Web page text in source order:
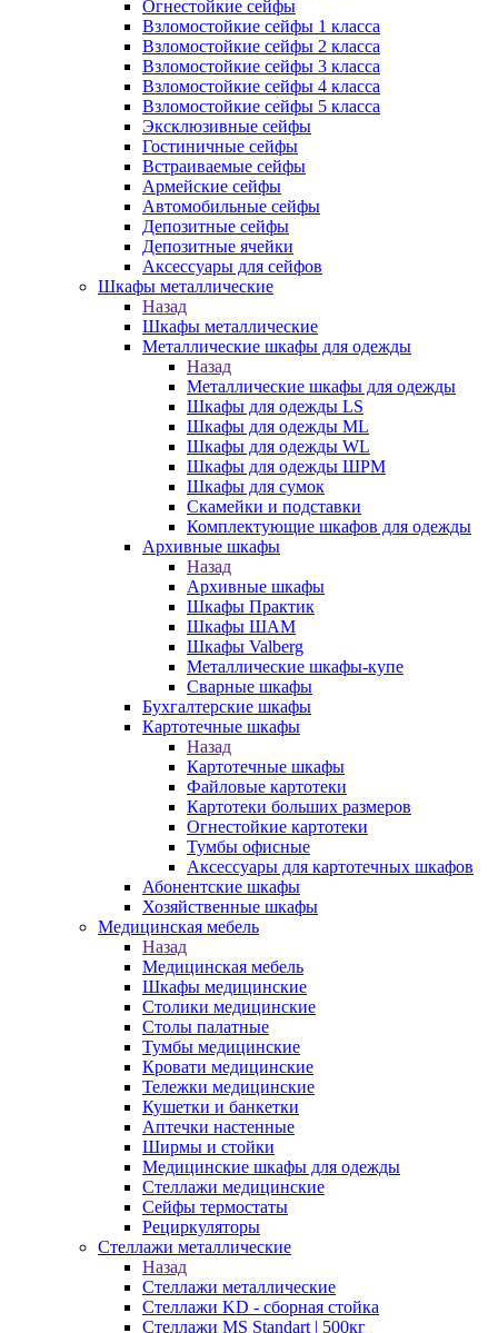
Огнестойкие сейфы
Взломостойкие сейфы 1 класса
Взломостойкие сейфы 2 класса
Взломостойкие сейфы 3 класса
Взломостойкие сейфы 4 класса
Взломостойкие сейфы 5 класса
Эксклюзивные сейфы
Гостиничные сейфы
Встраиваемые сейфы
Армейские сейфы
Автомобильные сейфы
Депозитные сейфы
Депозитные ячейки
Аксессуары для сейфов
Шкафы металлические
Назад
Шкафы металлические
Металлические шкафы для одежды
Назад
Металлические шкафы для одежды
Шкафы для одежды LS
Шкафы для одежды ML
Шкафы для одежды WL
Шкафы для одежды ШРМ
Шкафы для сумок
Скамейки и подставки
Комплектующие шкафов для одежды
Архивные шкафы
Назад
Архивные шкафы
Шкафы Практик
Шкафы ШАМ
Шкафы Valberg
Металлические шкафы-купе
Сварные шкафы
Бухгалтерские шкафы
Картотечные шкафы
Назад
Картотечные шкафы
Файловые картотеки
Картотеки больших размеров
Огнестойкие картотеки
Тумбы офисные
Аксессуары для картотечных шкафов
Абонентские шкафы
Хозяйственные шкафы
Медицинская мебель
Назад
Медицинская мебель
Шкафы медицинские
Столики медицинские
Столы палатные
Тумбы медицинские
Кровати медицинские
Тележки медицинские
Кушетки и банкетки
Аптечки настенные
Ширмы и стойки
Медицинские шкафы для одежды
Стеллажи медицинские
Сейфы термостаты
Рециркуляторы
Стеллажи металлические
Назад
Стеллажи металлические
Стеллажи KD - сборная стойка
Стеллажи MS Standart | 500кг